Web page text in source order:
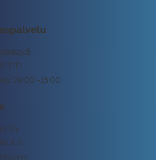
09:00 -15:00
1111
Oy
3-5